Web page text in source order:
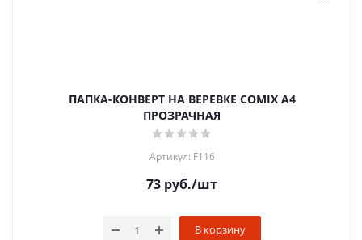
ПАПКА-КОНВЕРТ НА ВЕРЕВКЕ COMIX A4
ПРОЗРАЧНАЯ
Артикул: F116
73 руб./шт
В корзину